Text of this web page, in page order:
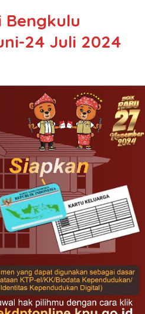
Bengkulu
24 Juli 2024